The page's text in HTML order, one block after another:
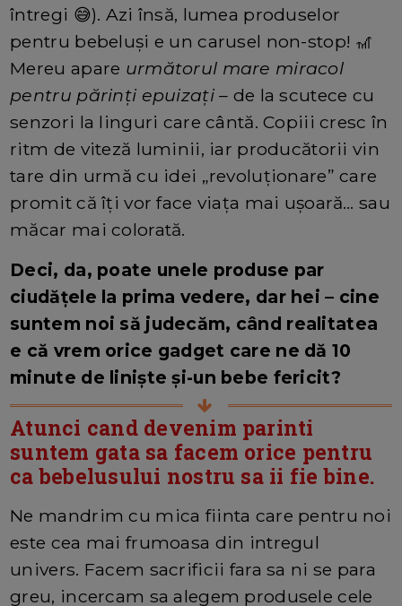
întregi 😅). Azi însă, lumea produselor
pentru bebeluși e un carusel non-stop! 🎢
Mereu apare următorul mare miracol
pentru părinți epuizați– de la scutece cu
senzori la linguri care cântă. Copiii cresc în
ritm de viteză luminii, iar producătorii vin
tare din urmă cu idei „revoluționare” care
promit că îți vor face viața mai ușoară… sau
măcar mai colorată.
Deci, da, poate unele produse par
ciudățele la prima vedere, dar hei – cine
suntem noi să judecăm, când realitatea
e că vrem orice gadget care ne dă 10
minute de liniște și-un bebe fericit?
Atunci cand devenim parinti
suntem gata sa facem orice pentru
ca bebelusului nostru sa ii fie bine.
Ne mandrim cu mica fiinta care pentru noi
este cea mai frumoasa din intregul
univers. Facem sacrificii fara sa ni se para
greu, incercam sa alegem produsele cele